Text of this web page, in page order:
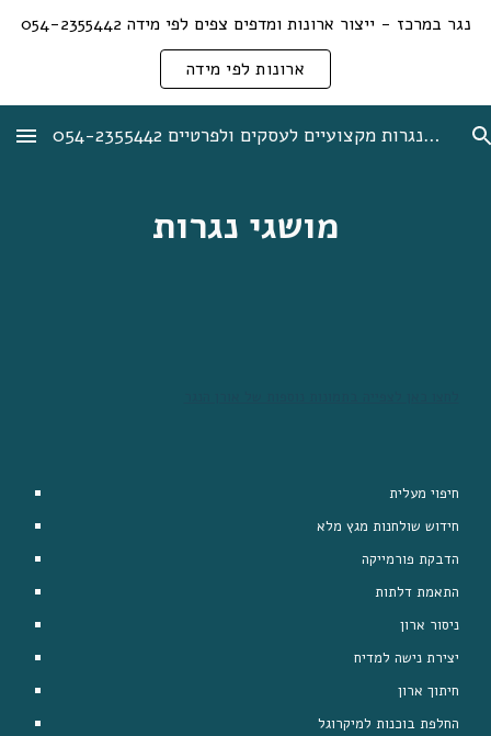
נגר במרכז - ייצור ארונות ומדפים צפים לפי מידה 054-2355442
ארונות לפי מידה
אורן לב נגר + תיקוני נגרות מקצועיים לעסקים ולפרטיים 054-2355442
מושגי נגרות
חיפוי מעלית
חידוש שולחנות מגץ מלא
הדבקת פורמייקה
התאמת דלתות
ניסור ארון
יצירת נישה למדיח
חיתוך ארון
החלפת בוכנות למיקרוגל